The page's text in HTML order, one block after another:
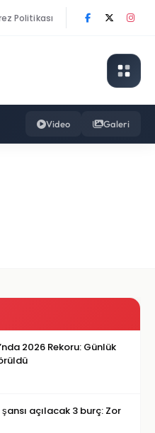
Politikası
Video Galeri
2026 Rekoru: Günlük
açılacak 3 burç: Zor